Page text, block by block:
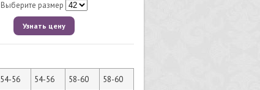
Выберите размер
Узнать цену
54-56 54-56 58-60
58-60